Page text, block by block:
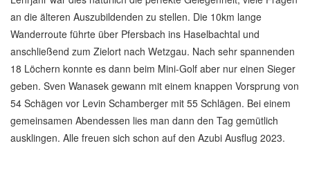
an die älteren Auszubildenden zu stellen. Die 10km lange
Wanderroute führte über Pfersbach ins Haselbachtal und
anschließend zum Zielort nach Wetzgau. Nach sehr spannenden
18 Löchern konnte es dann beim Mini-Golf aber nur einen Sieger
geben. Sven Wanasek gewann mit einem knappen Vorsprung von
54 Schägen vor Levin Schamberger mit 55 Schlägen. Bei einem
gemeinsamen Abendessen lies man dann den Tag gemütlich
ausklingen. Alle freuen sich schon auf den Azubi Ausflug 2023.